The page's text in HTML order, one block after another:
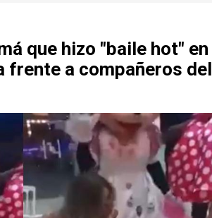
que hizo "baile hot" en
frente a compañeros del